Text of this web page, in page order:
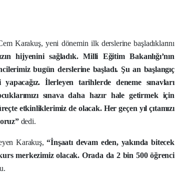
Karakuş, yeni dönemin ilk derslerine başladıklarını
hijyenini sağladık. Milli Eğitim Bakanlığı’nın
bugün derslerine başladı. Şu an başlangıç
İlerleyen tarihlerde deneme sınavları
sınava daha hazır hale getirmek için
etkinliklerimiz de olacak. Her geçen yıl çıtamızı
dedi.
Karakuş,“İnşaatı devam eden, yakında bitecek
merkezimiz olacak. Orada da 2 bin 500 öğrenci